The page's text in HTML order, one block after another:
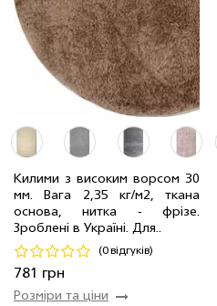
Килими з високим ворсом 30
мм. Вага 2,35 кг/м2, ткана
основа, нитка - фрiзе.
Зроблені в Україні. Для..
(0 відгуків)
781 грн
Розміри та ціни
1.60 x 1.60 м 1 шт
1999 грн
1.00 x 1.00 м
1 шт 781 грн
Код 21555